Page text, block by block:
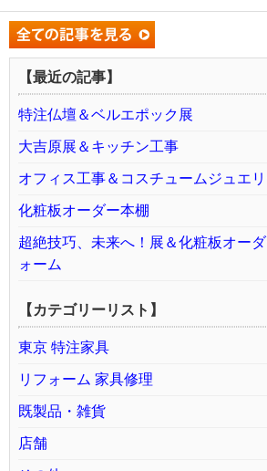
【最近の記事】
特注仏壇＆ベルエポック展
大吉原展＆キッチン工事
オフィス工事＆コスチュームジュエ
化粧板オーダー本棚
超絶技巧、未来へ！展＆化粧板オー
ォーム
【カテゴリーリスト】
東京 特注家具
リフォーム 家具修理
既製品・雑貨
店舗